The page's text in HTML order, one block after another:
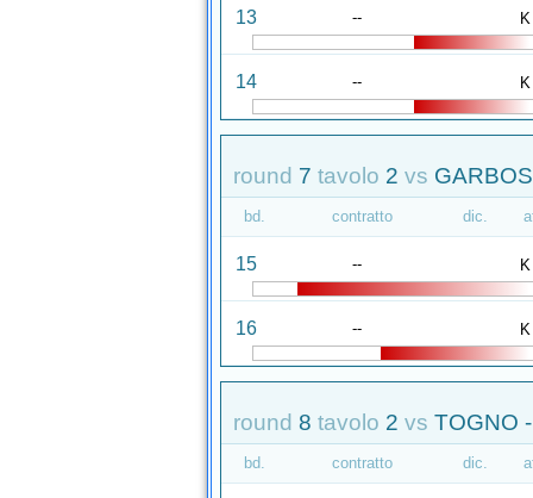
13 -- K
14 -- K
round 7 tavolo 2 vs
bd. contratto dic.
15 -- K
16 -- K
round 8 tavolo 2 vs TOGNO
bd. contratto dic.